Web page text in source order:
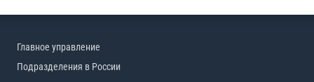
Главное управление
Подразделения в России